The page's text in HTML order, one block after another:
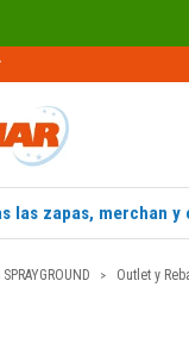
las zapas, merchan y
Outlet y